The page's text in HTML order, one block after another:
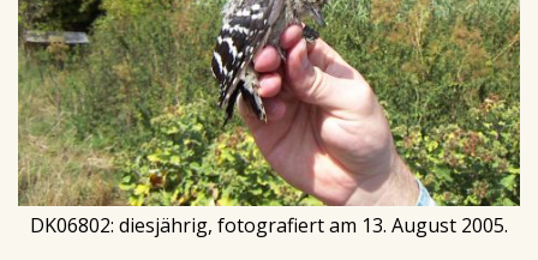
DK06802: diesjährig, fotografiert am 13. August 2005.